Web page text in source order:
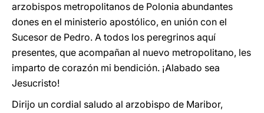
arzobispos metropolitanos de Polonia abundantes
dones en el ministerio apostólico, en unión con el
Sucesor de Pedro. A todos los peregrinos aquí
presentes, que acompañan al nuevo metropolitano, les
imparto de corazón mi bendición. ¡Alabado sea
Jesucristo!
Dirijo un cordial saludo al arzobispo de Maribor,